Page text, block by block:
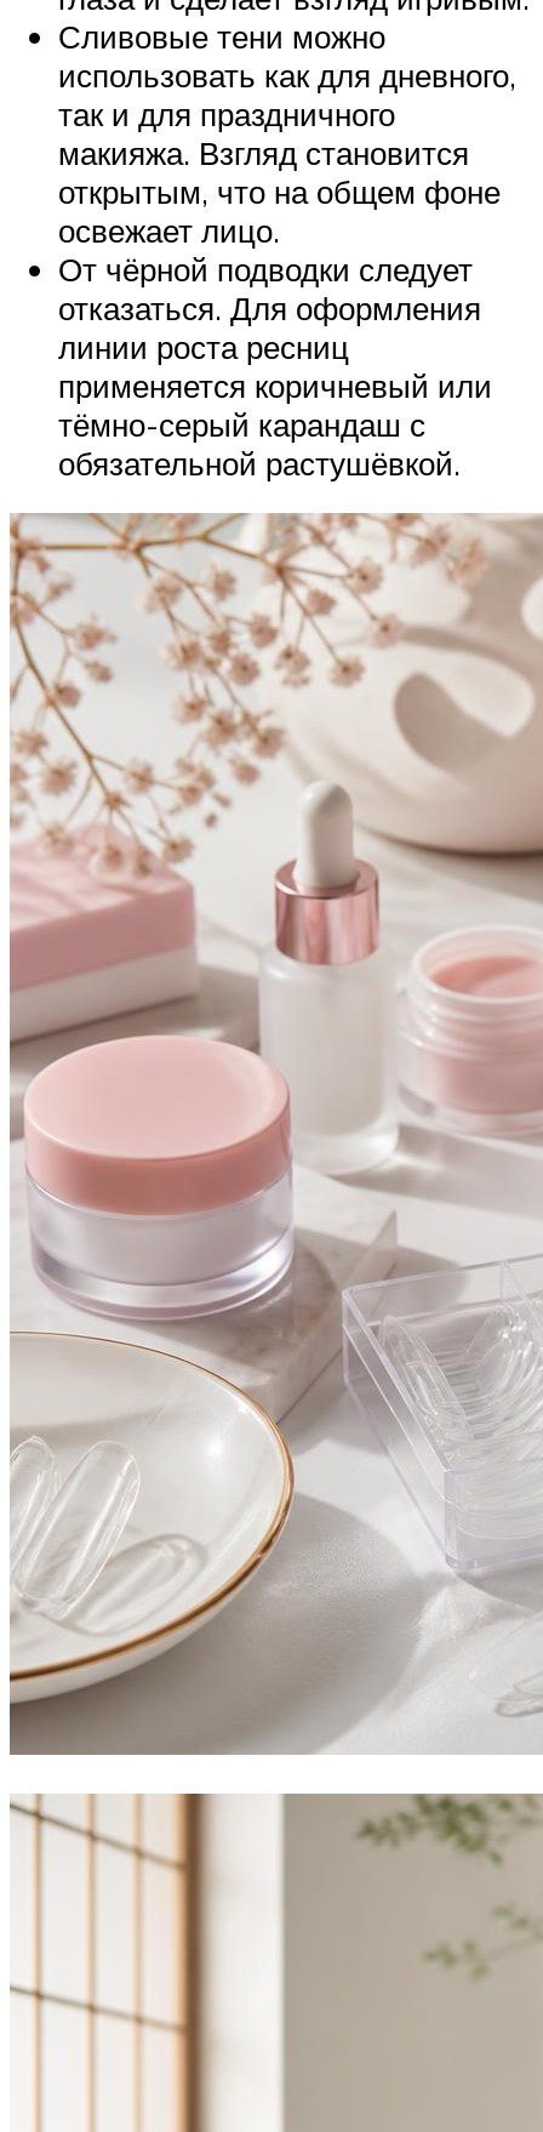
Сливовые тени можно
использовать как для дневного,
так и для праздничного
макияжа. Взгляд становится
открытым, что на общем фоне
освежает лицо.
От чёрной подводки следует
отказаться. Для оформления
линии роста ресниц
применяется коричневый или
тёмно-серый карандаш с
обязательной растушёвкой.